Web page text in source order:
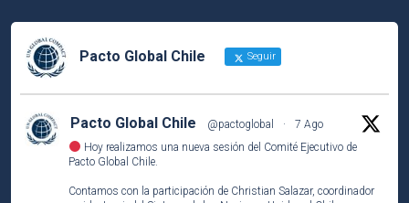
Pacto Global Chile Seguir
Pacto Global Chile @pactoglobal ·
7 Ago
Hoy realizamos una nueva sesión del Comité Ejecutivo de
Pacto Global Chile.
Contamos con la participación de Christian Salazar, coordinador